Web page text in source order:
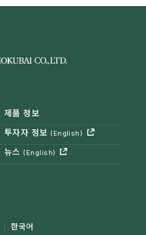
제품 정보
투자자 정보 (English)
뉴스 (English)
한국어